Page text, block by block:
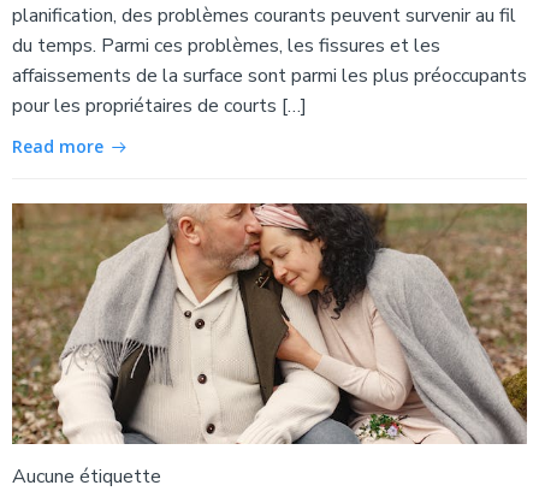
planification, des problèmes courants peuvent survenir au fil
du temps. Parmi ces problèmes, les fissures et les
affaissements de la surface sont parmi les plus préoccupants
pour les propriétaires de courts […]
Read more
Aucune étiquette